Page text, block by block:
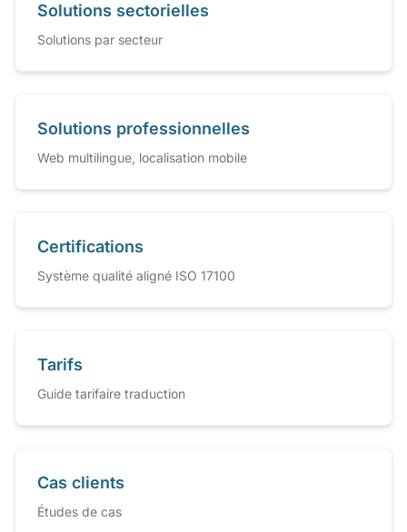
Solutions sectorielles
Solutions par secteur
Solutions professionnelles
Web multilingue, localisation mobile
Certifications
Système qualité aligné ISO 17100
Tarifs
Guide tarifaire traduction
Cas clients
Études de cas